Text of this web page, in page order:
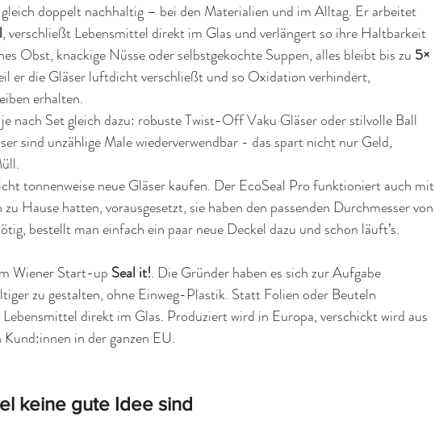
doppelt nachhaltig – bei den Materialien und im Alltag. Er arbeitet
, verschließt Lebensmittel direkt im Glas und verlängert so ihre Haltbarkeit
Obst, knackige Nüsse oder selbstgekochte Suppen, alles bleibt bis zu 5×
er die Gläser luftdicht verschließt und so Oxidation verhindert,
erhalten.
je nach Set gleich dazu: robuste Twist-Off Vaku Gläser oder stilvolle Ball
sind unzählige Male wiederverwendbar - das spart nicht nur Geld,
tonnenweise neue Gläser kaufen. Der EcoSeal Pro funktioniert auch mit
Hause hatten, vorausgesetzt, sie haben den passenden Durchmesser von
bestellt man einfach ein paar neue Deckel dazu und schon läuft’s.
Wiener Start-up Seal it!. Die Gründer haben es sich zur Aufgabe
zu gestalten, ohne Einweg-Plastik. Statt Folien oder Beuteln
direkt im Glas. Produziert wird in Europa, verschickt wird aus
in der ganzen EU.
keine gute Idee sind